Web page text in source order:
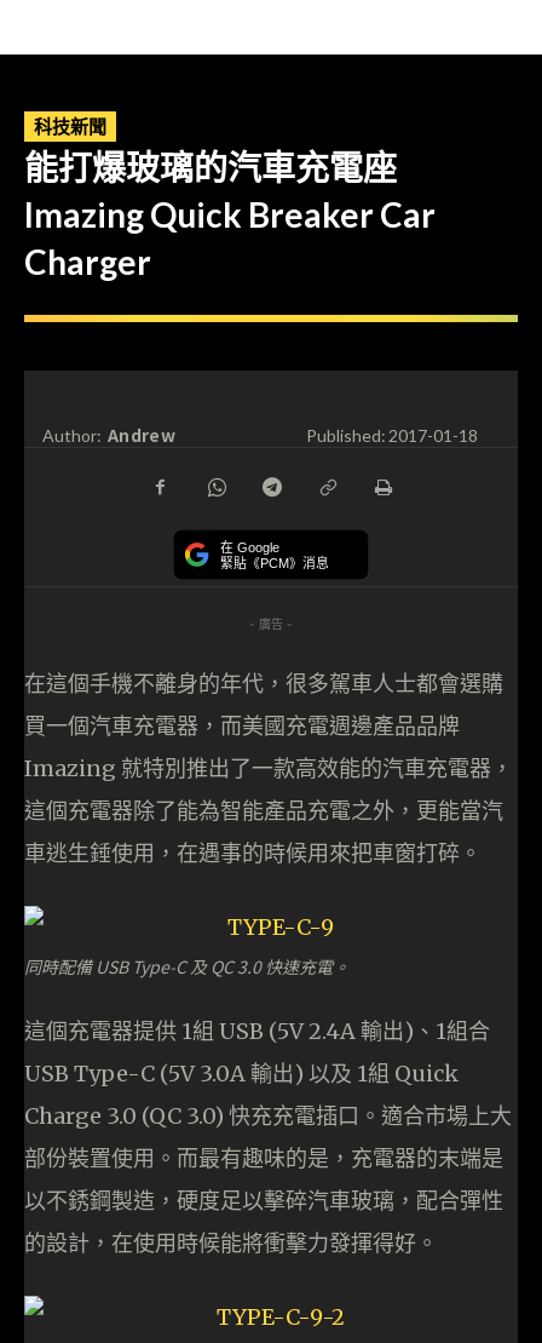
科技新聞
能打爆玻璃的汽車充電座
Imazing Quick Breaker Car
Charger
Author: Andrew Published:2017-01-18
在 Google
緊貼《PCM》消息
- 廣告 -
在這個手機不離身的年代，很多駕車人士都會選購
買一個汽車充電器，而美國充電週邊產品品牌
Imazing 就特別推出了一款高效能的汽車充電器，
這個充電器除了能為智能產品充電之外，更能當汽
車逃生錘使用，在遇事的時候用來把車窗打碎。
同時配備 USB Type-C 及 QC 3.0 快速充電。
這個充電器提供 1組 USB (5V 2.4A 輸出)、1組合
USB Type-C (5V 3.0A 輸出) 以及 1組 Quick
Charge 3.0 (QC 3.0) 快充充電插口。適合市場上大
部份裝置使用。而最有趣味的是，充電器的末端是
以不銹鋼製造，硬度足以擊碎汽車玻璃，配合彈性
的設計，在使用時候能將衝擊力發揮得好。